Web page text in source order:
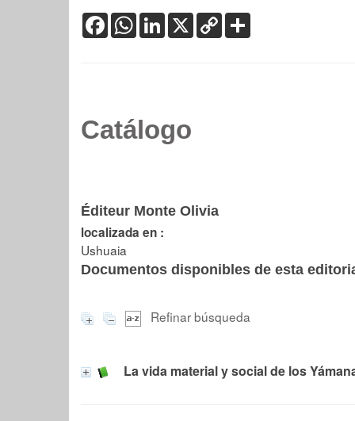
FacebookWhatsApp
LinkedIn
X Copy
Link
Catálogo
Éditeur Monte Olivia
localizada en :
Ushuaia
Documentos disponibles de esta
Refinar búsqueda
La vida material y social de los